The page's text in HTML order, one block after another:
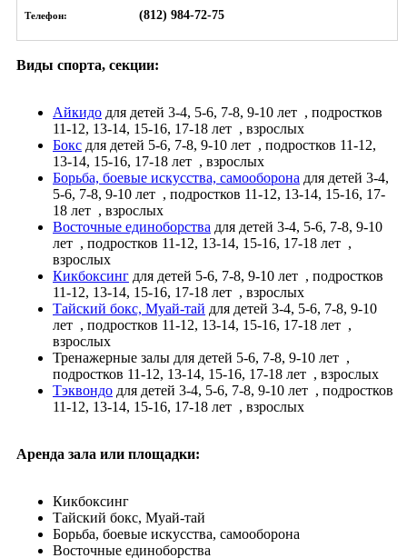
Телефон: (812) 984-72-75
Виды спорта, секции:
Айкидо для детей 3-4, 5-6, 7-8, 9-10 лет , подростков
11-12, 13-14, 15-16, 17-18 лет , взрослых
Бокс для детей 5-6, 7-8, 9-10 лет , подростков 11-12,
13-14, 15-16, 17-18 лет , взрослых
Борьба, боевые искусства, самооборона для детей 3-4,
5-6, 7-8, 9-10 лет , подростков 11-12, 13-14, 15-16, 17-
18 лет , взрослых
Восточные единоборства для детей 3-4, 5-6, 7-8, 9-10
лет , подростков 11-12, 13-14, 15-16, 17-18 лет ,
взрослых
Кикбоксинг для детей 5-6, 7-8, 9-10 лет , подростков
11-12, 13-14, 15-16, 17-18 лет , взрослых
Тайский бокс, Муай-тай для детей 3-4, 5-6, 7-8, 9-10
лет , подростков 11-12, 13-14, 15-16, 17-18 лет ,
взрослых
Тренажерные залы для детей 5-6, 7-8, 9-10 лет ,
подростков 11-12, 13-14, 15-16, 17-18 лет , взрослых
Тэквондо для детей 3-4, 5-6, 7-8, 9-10 лет , подростков
11-12, 13-14, 15-16, 17-18 лет , взрослых
Аренда зала или площадки:
Кикбоксинг
Тайский бокс, Муай-тай
Борьба, боевые искусства, самооборона
Восточные единоборства